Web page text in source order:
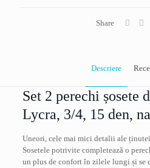
Share
Descriere
Set 2 perechi șosete
Lycra, 3/4, 15 den,
Uneori, cele mai mici detalii ale
Sosetele potrivite completează o
un plus de confort în zilele lungi și se